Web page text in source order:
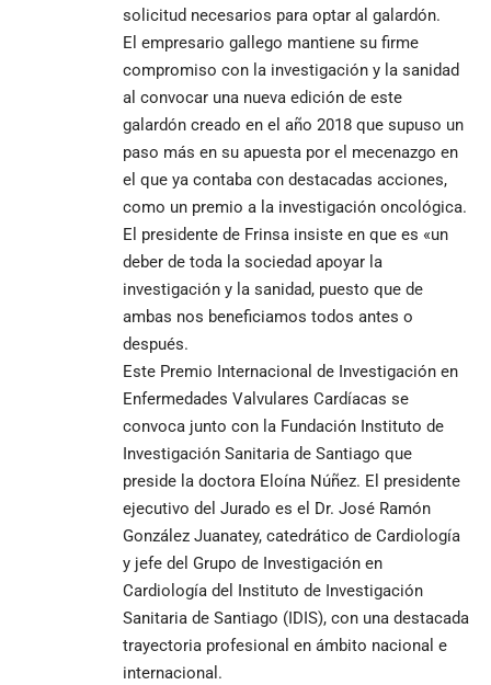
solicitud necesarios para optar al galardón.
El empresario gallego mantiene su firme
compromiso con la investigación y la sanidad
al convocar una nueva edición de este
galardón creado en el año 2018 que supuso un
paso más en su apuesta por el mecenazgo en
el que ya contaba con destacadas acciones,
como un premio a la investigación oncológica.
El presidente de Frinsa insiste en que es «un
deber de toda la sociedad apoyar la
investigación y la sanidad, puesto que de
ambas nos beneficiamos todos antes o
después.
Este Premio Internacional de Investigación en
Enfermedades Valvulares Cardíacas se
convoca junto con la Fundación Instituto de
Investigación Sanitaria de Santiago que
preside la doctora Eloína Núñez. El presidente
ejecutivo del Jurado es el Dr. José Ramón
González Juanatey, catedrático de Cardiología
y jefe del Grupo de Investigación en
Cardiología del Instituto de Investigación
Sanitaria de Santiago (IDIS), con una destacada
trayectoria profesional en ámbito nacional e
internacional.